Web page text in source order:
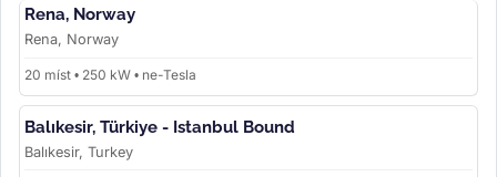
Rena, Norway
Rena, Norway
20 míst • 250 kW • ne-Tesla
Balıkesir, Türkiye - Istanbul Bound
Balıkesir, Turkey